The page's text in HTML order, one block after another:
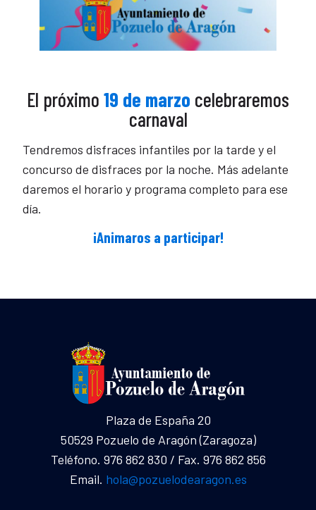
El próximo 19 de marzo celebraremos
carnaval
Tendremos disfraces infantiles por la tarde y el
concurso de disfraces por la noche. Más adelante
daremos el horario y programa completo para ese
día.
¡Animaros a participar!
Plaza de España 20
50529 Pozuelo de Aragón (Zaragoza)
Teléfono. 976 862 830 / Fax. 976 862 856
Email. hola@pozuelodearagon.es